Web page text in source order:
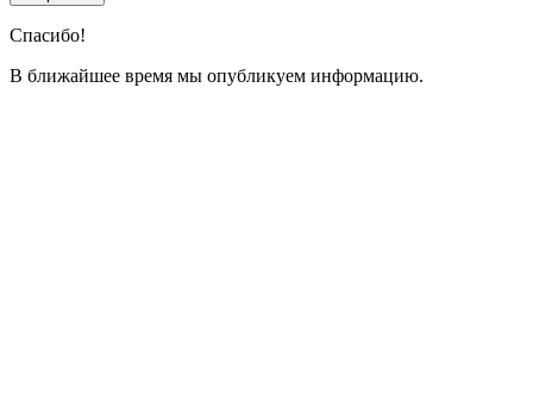
Спасибо!
В ближайшее время мы опубликуем информацию.